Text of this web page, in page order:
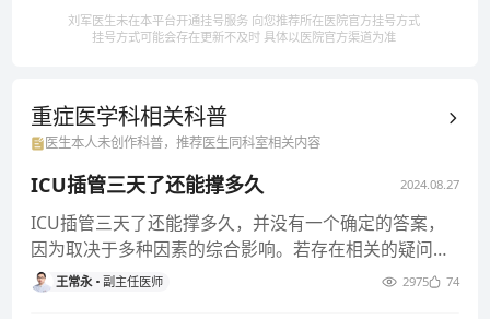
刘军医生未在本平台开通挂号服务 向您推荐所在医院官方挂号方式
挂号方式可能会存在更新不及时 具体以医院官方渠道为准
重症医学科相关科普
医生本人未创作科普，推荐医生同科室相关内容
ICU插管三天了还能撑多久 2024.08.27
ICU插管三天了还能撑多久，并没有一个确定的答案，
因为取决于多种因素的综合影响。若存在相关的疑问，
则建议咨询主治医生，判
王常永 副主任医师 2975 74